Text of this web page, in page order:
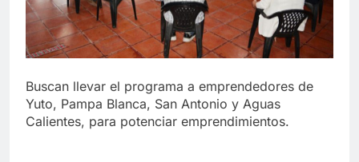
Buscan llevar el programa a emprendedores de
Yuto, Pampa Blanca, San Antonio y Aguas
Calientes, para potenciar emprendimientos.